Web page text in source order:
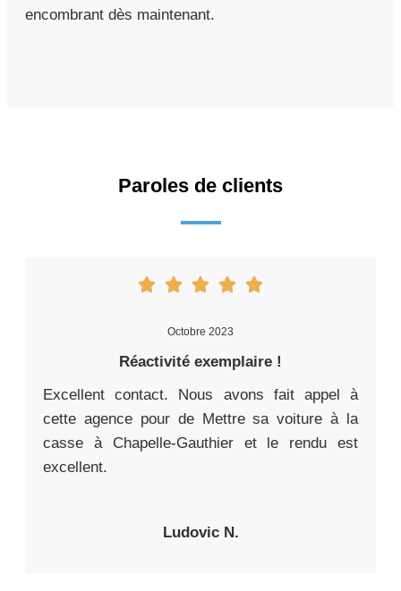
encombrant dès maintenant.
Paroles de clients
Octobre 2023
Réactivité exemplaire !
Excellent contact. Nous avons fait appel à
cette agence pour de Mettre sa voiture à la
casse à Chapelle-Gauthier et le rendu est
excellent.
Ludovic N.